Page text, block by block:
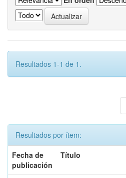
Resultados 1-1 de 1.
Resultados por ítem:
Fecha de
publicación
Título